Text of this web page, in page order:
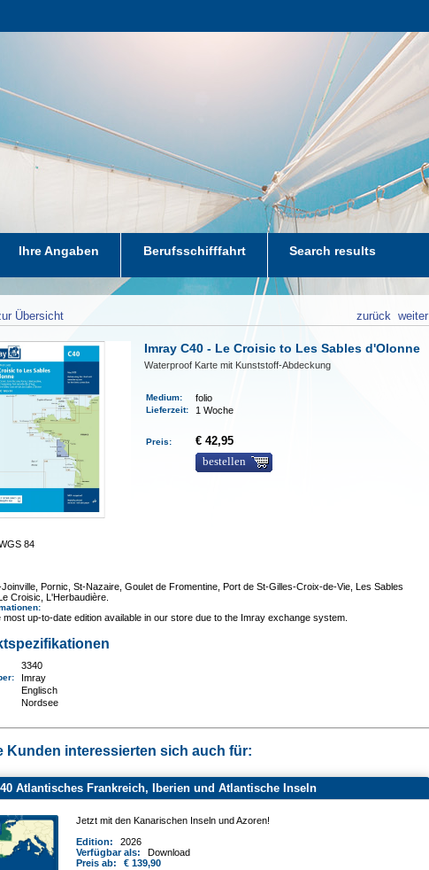
Ihre Angaben Berufsschifffahrt Search results
Übersicht weiter
zurück
Imray C40 - Le Croisic to Les Sables d'Olonne
Waterproof Karte mit Kunststoff-Abdeckung
Medium: folio
Lieferzeit: 1 Woche
Preis:
€ 42,95
bestellen
84
Pornic, St-Nazaire, Goulet de Fromentine, Port de St-Gilles-Croix-de-Vie, Les Sables
Croisic, L'Herbaudière.
:
most up-to-date edition available in our store due to the Imray exchange system.
3340
Imray
Englisch
Nordsee
Kunden interessierten sich auch für:
Atlantisches Frankreich, Iberien und Atlantische Inseln
Jetzt mit den Kanarischen Inseln und Azoren!
Edition:
2026
Verfügbar als:
Download
Preis ab:
€ 139,90